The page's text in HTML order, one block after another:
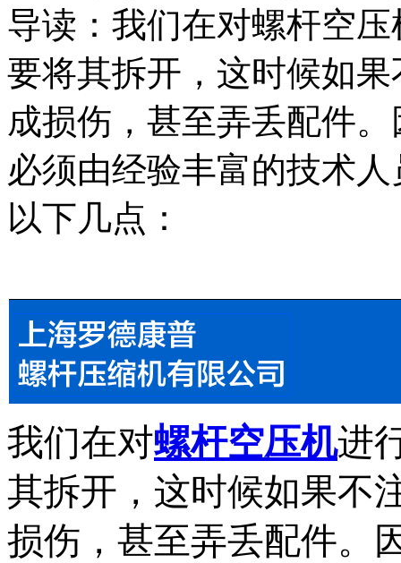
导读：我们在对螺杆空
要将其拆开，这时候如
成损伤，甚至弄丢配件
必须由经验丰富的技术
以下几点：
我们在对螺杆空压机进
其拆开，这时候如果不
损伤，甚至弄丢配件。